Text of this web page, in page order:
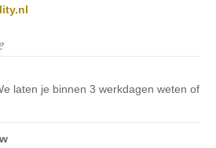
laten je binnen 3 werkdagen weten of